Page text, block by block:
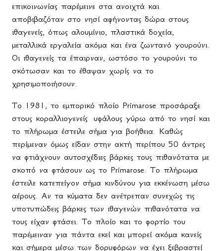
επικοινωνίας παρέμεινε στα ανοιχτά και
αποβιβαζόταν στο νησί αφήνοντας δώρα στους
ιθαγενείς, όπως αλουμίνιο, πλαστικά δοχεία,
μεταλλικά εργαλεία ακόμα και ένα ζωντανό γουρούνι.
Οι ιθαγενείς τα έπαιρναν, ωστόσο το γουρούνι το
σκότωσαν και το έθαψαν χωρίς να το
χρησιμοποιήσουν.
Το 1981, το εμπορικό πλοίο Primarose προσάραξε
στους κοραλλιογενείς υφάλους γύρω από το νησί και
το πλήρωμα έστειλε σήμα για βοήθεια. Καθώς
περίμεναν όμως είδαν στην ακτή περίπου 50 άντρες
να φτιάχνουν αυτοσχέδιες βάρκες τους πιθανότατα με
σκοπό να φτάσουν ως το Primarose . Το πλήρωμα
έστειλε κατεπείγον σήμα κινδύνου για εκκένωση μέσω
αέρους. Αν τα κύματα δεν ανέτρεπαν συνεχώς τις
υποτυπώδεις βάρκες των ιθαγενών πιθανότατα να
τους είχαν φτάσει. Το πλοίο και το φορτίο του
παρέμειναν για πάντα εκεί και μπορεί ακόμα κανείς
και σήμερα μέσω των δορυφόρων να έχει ξεβραστεί